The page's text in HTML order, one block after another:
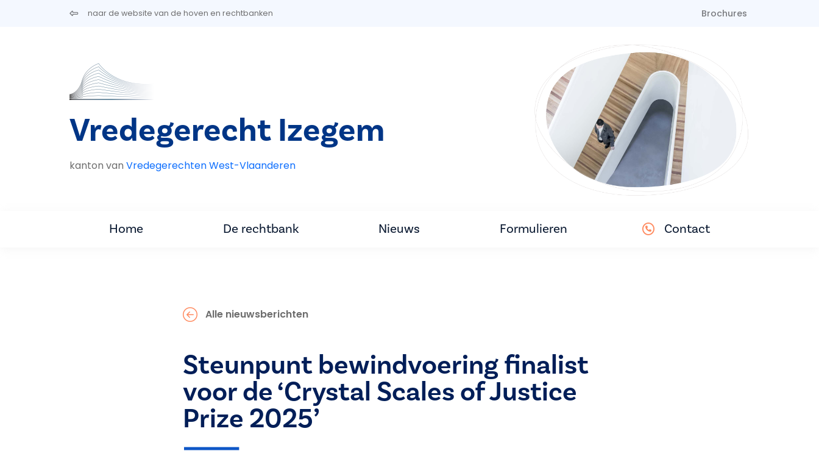
Overslaan en naar de inhoud gaannaar de website van de hoven en rechtbanken Brochures
Vredegerecht Izegem
kanton van Vredegerechten West-Vlaanderen
Home De rechtbank Nieuws Formulieren Contact
Alle nieuwsberichten
Steunpunt bewindvoering finalist
voor de ‘Crystal Scales of Justice
Prize 2025’